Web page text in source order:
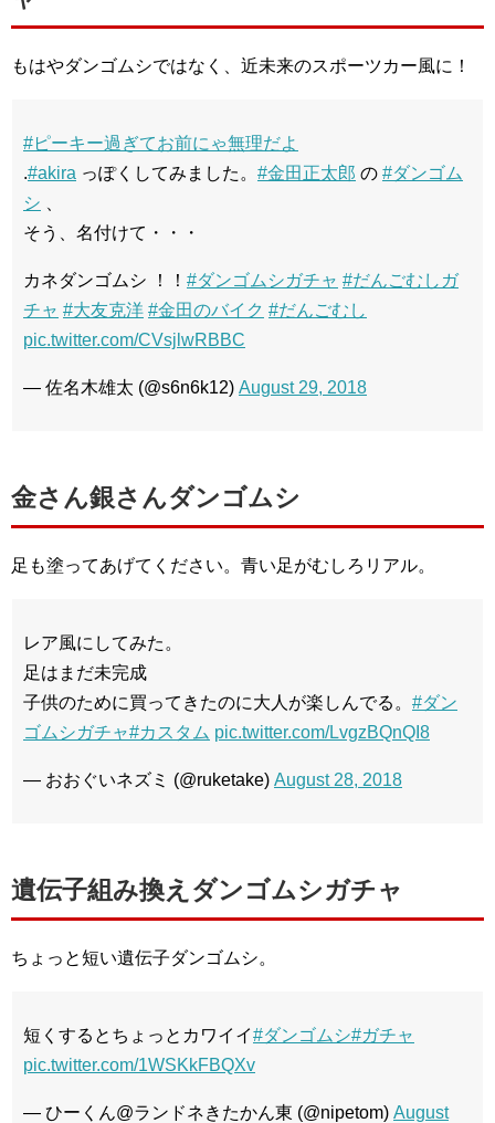
もはやダンゴムシではなく、近未来のスポーツカー風に！
#ピーキー過ぎてお前にゃ無理だよ
.#akira っぽくしてみました。 #金田正太郎 の #ダンゴム
シ
そう、名付けて・・・
カネダンゴムシ ！！ #ダンゴムシガチャ #だんごむしガ
チャ #大友克洋 #金田のバイク #だんごむし
pic.twitter.com/CVsjlwRBBC
— 佐名木雄太 (@s6n6k12) August 29, 2018
金さん銀さんダンゴムシ
足も塗ってあげてください。青い足がむしろリアル。
レア風にしてみた。
足はまだ未完成
子供のために買ってきたのに大人が楽しんでる。 #ダン
ゴムシガチャ#カスタム pic.twitter.com/LvgzBQnQI8
— おおぐいネズミ (@ruketake) August 28, 2018
遺伝子組み換えダンゴムシガチャ
ちょっと短い遺伝子ダンゴムシ。
短くするとちょっとカワイイ#ダンゴムシ#ガチャ
pic.twitter.com/1WSKkFBQXv
— ひーくん@ランドネきたかん東 (@nipetom) August